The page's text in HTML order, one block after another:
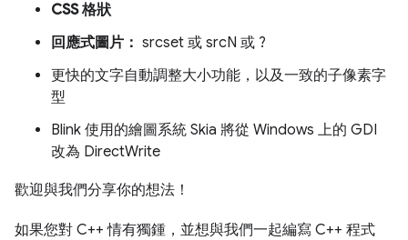
CSS 格狀
回應式圖片： srcset 或 srcN 或 ?
更快的文字自動調整大小功能，以及一致的子像素字
型
Blink 使用的繪圖系統 Skia 將從 Windows 上的 GDI
改為 DirectWrite
歡迎與我們分享你的想法！
如果您對 C++ 情有獨鍾，並想與我們一起編寫 C++ 程式